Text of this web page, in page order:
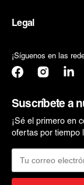
Legal
¡Síguenos en las
FacebookInstagram
Suscríbete a
¡Sé el primero en
ofertas por tiempo